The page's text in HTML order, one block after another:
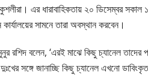
এর ধারাবাহিকতায় ২০ ডিসেম্বর
সামনে তারা অবস্থান করবেন।
রশিদ বলেন, ‘এরই মাঝে কিছু চ্যানেল তাদের
জানাচ্ছি কিছু চ্যানেল এখনো ডাবিংকৃত